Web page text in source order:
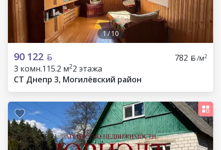
1/10
90 122 782 /м2
3 комн.115.2 м22 этажа
СТ Днепр 3, Могилёвский район